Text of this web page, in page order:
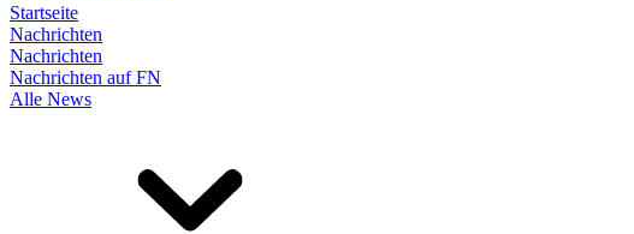
Startseite
Nachrichten
Nachrichten
Nachrichten auf FN
Alle News